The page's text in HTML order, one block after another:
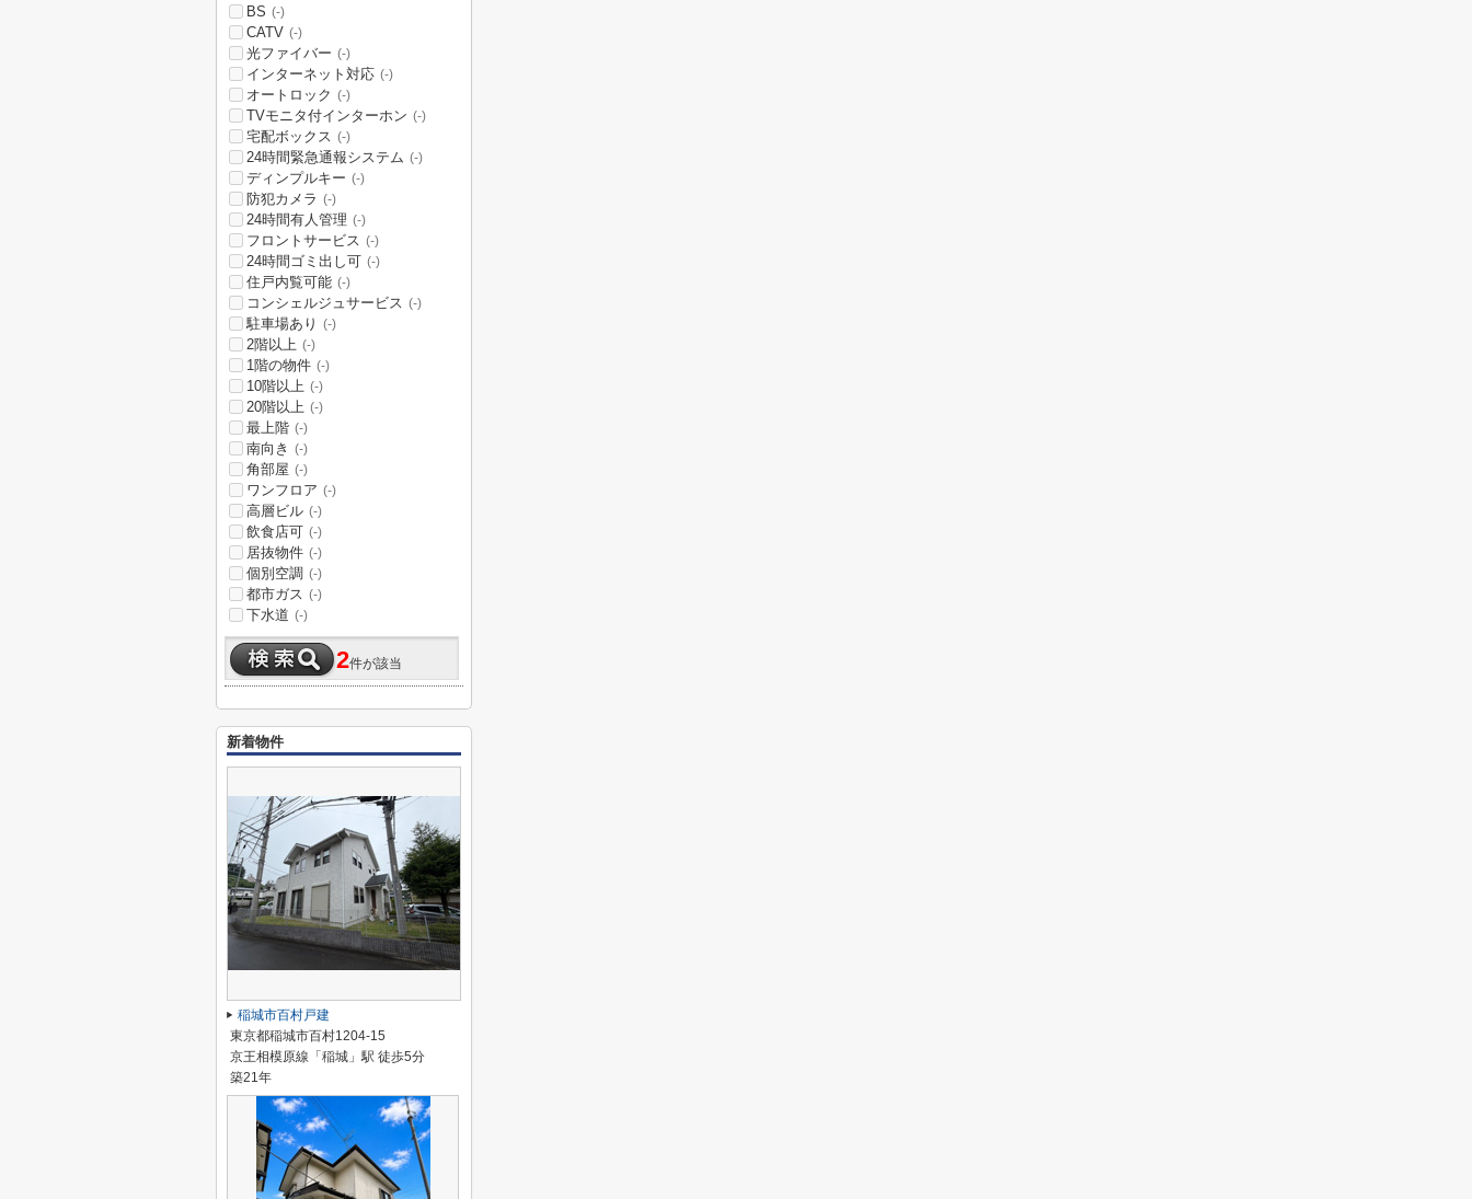
BS (-)
CATV (-)
光ファイバー (-)
インターネット対応 (-)
オートロック (-)
TVモニタ付インターホン (-)
宅配ボックス (-)
24時間緊急通報システム (-)
ディンプルキー (-)
防犯カメラ (-)
24時間有人管理 (-)
フロントサービス (-)
24時間ゴミ出し可 (-)
住戸内覧可能 (-)
コンシェルジュサービス (-)
駐車場あり (-)
2階以上 (-)
1階の物件 (-)
10階以上 (-)
20階以上 (-)
最上階 (-)
南向き (-)
角部屋 (-)
ワンフロア (-)
高層ビル (-)
飲食店可 (-)
居抜物件 (-)
個別空調 (-)
都市ガス (-)
下水道 (-)
2件が該当
新着物件
稲城市百村戸建
東京都稲城市百村1204-15
京王相模原線「稲城」駅 徒歩5分
築21年